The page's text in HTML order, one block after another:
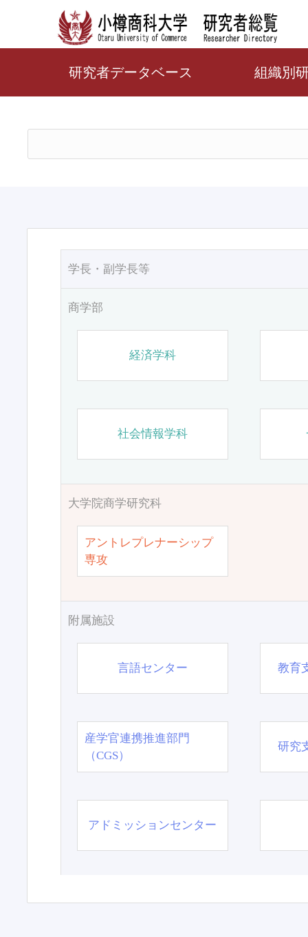
研究者データベース 組織別
学長・副学長等
商学部
経済学科
社会情報学科
大学院商学研究科
アントレプレナーシップ
専攻
附属施設
言語センター 教育
産学官連携推進部門
（CGS）
研究
アドミッションセンター